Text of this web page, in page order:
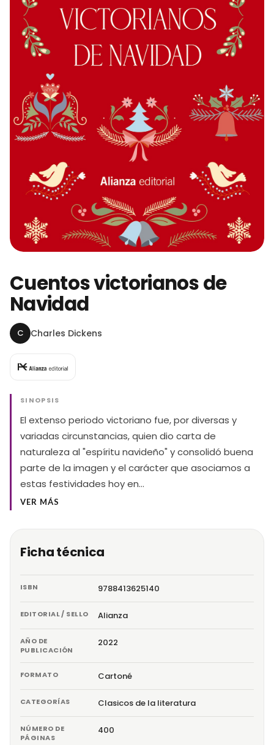
Cuentos victorianos de
Navidad
C Charles Dickens
SINOPSIS
El extenso periodo victoriano fue, por diversas y
variadas circunstancias, quien dio carta de
naturaleza al "espíritu navideño" y consolidó buena
parte de la imagen y el carácter que asociamos a
estas festividades hoy en…
VER MÁS
Ficha técnica
ISBN 9788413625140
EDITORIAL / SELLO Alianza
AÑO DE
PUBLICACIÓN
2022
FORMATO Cartoné
CATEGORÍAS Clasicos de la literatura
NÚMERO DE
PÁGINAS
400